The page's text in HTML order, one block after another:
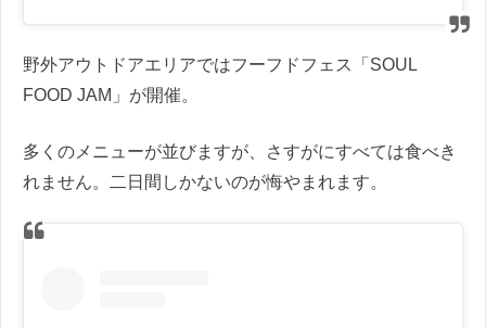
野外アウトドアエリアではフーフドフェス「SOUL
FOOD JAM」が開催。
多くのメニューが並びますが、さすがにすべては食べき
れません。二日間しかないのが悔やまれます。